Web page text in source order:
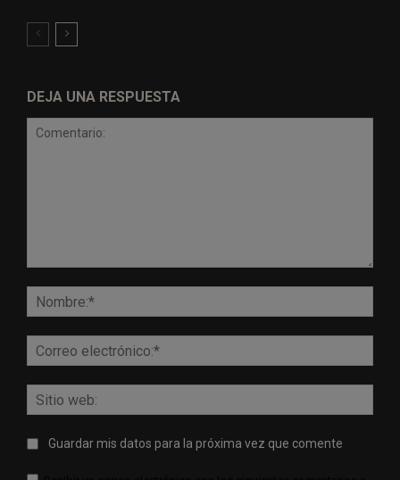
DEJA UNA RESPUESTA
web:
Guardar mis datos para la próxima vez que comente